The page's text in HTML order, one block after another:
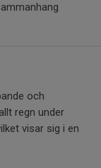
och
regn under
visar sig i en